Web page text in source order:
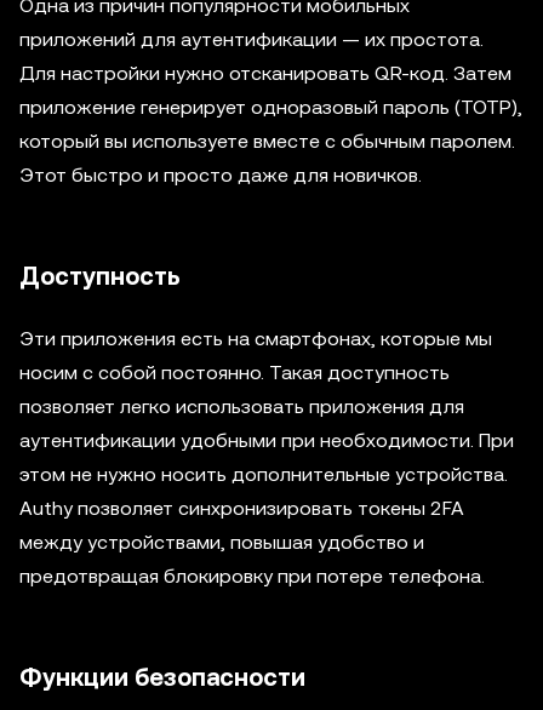
Одна из причин популярности мобильных
приложений для аутентификации — их простота.
Для настройки нужно отсканировать QR-код. Затем
приложение генерирует одноразовый пароль (TOTP),
который вы используете вместе с обычным паролем.
Этот быстро и просто даже для новичков.
Доступность
Эти приложения есть на смартфонах, которые мы
носим с собой постоянно. Такая доступность
позволяет легко использовать приложения для
аутентификации удобными при необходимости. При
этом не нужно носить дополнительные устройства.
Authy позволяет синхронизировать токены 2FA
между устройствами, повышая удобство и
предотвращая блокировку при потере телефона.
Функции безопасности